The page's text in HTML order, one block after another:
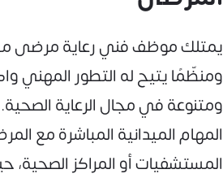
يمتلك موظف فني رعاية مرضى
ومنظّمًا يتيح له التطور المهني
ومتنوعة في مجال الرعاية
المهام الميدانية المباشرة مع
المستشفيات أو المراكز الصحية،